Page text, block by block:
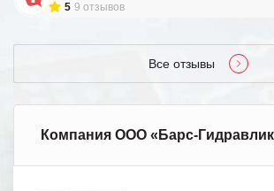
5 9 отзывов
Все отзывы
Компания ООО «Барс-